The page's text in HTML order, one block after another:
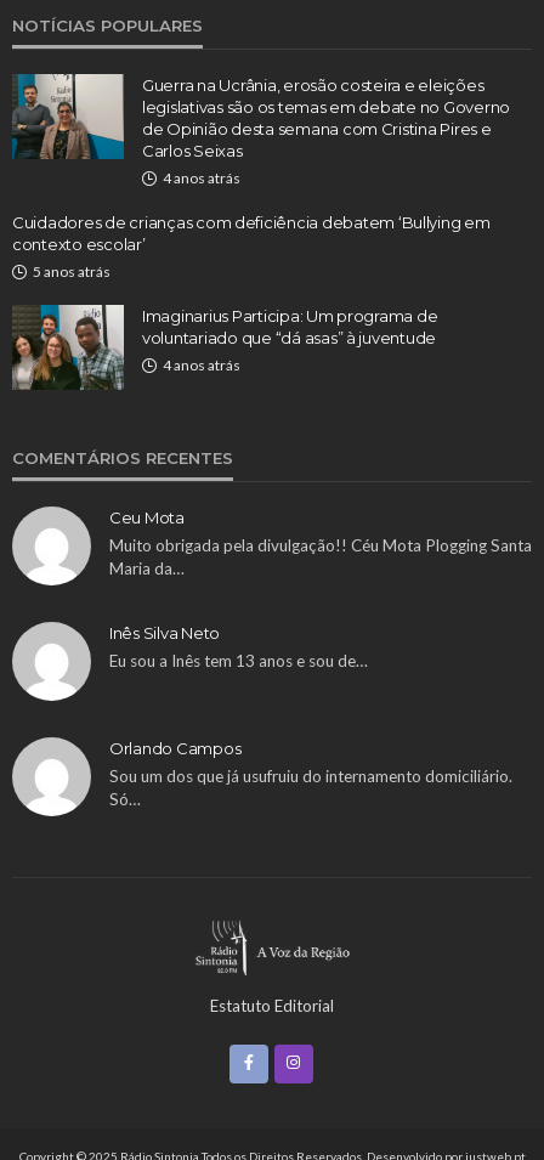
NOTÍCIAS POPULARES
Guerra na Ucrânia, erosão costeira e eleições
legislativas são os temas em debate no Governo
de Opinião desta semana com Cristina Pires e
Carlos Seixas
4 anos atrás
Cuidadores de crianças com deficiência debatem ‘Bullying em
contexto escolar’
5 anos atrás
Imaginarius Participa: Um programa de
voluntariado que “dá asas” à juventude
4 anos atrás
COMENTÁRIOS RECENTES
Ceu Mota
Muito obrigada pela divulgação!! Céu Mota Plogging Santa
Maria da…
Inês Silva Neto
Eu sou a Inês tem 13 anos e sou de…
Orlando Campos
Sou um dos que já usufruiu do internamento domiciliário.
Só…
Estatuto Editorial
Copyright © 2025 Rádio Sintonia Todos os Direitos Reservados. Desenvolvido porjustweb.pt